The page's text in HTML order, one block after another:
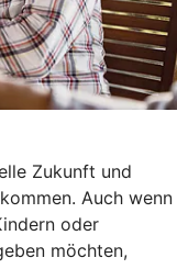
Zukunft und
Auch wenn
oder
möchten,